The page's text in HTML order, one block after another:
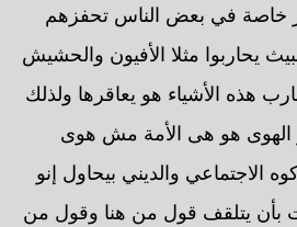
خاصة في بعض الناس تحفزهم
يحاربوا مثلا الأفيون والحشيش
هذه الأشياء هو يعاقرها ولذلك
الهوى هو هى الأمة مش هوى
الاجتماعي والديني بيحاول إنو
يتلقف قول من هنا وقول من